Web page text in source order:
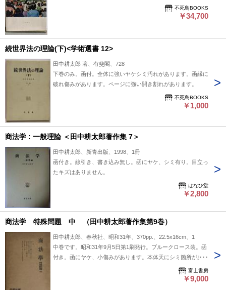
不死鳥BOOKS
￥34,700
続世界法の理論(下)<学術選書 12>
田中耕太郎 著、有斐閣、728
下巻のみ。函付。全体に強いヤケシミ汚れがあります。函縁に
破れ傷みがあります。ページに強い開き割れがあります。
不死鳥BOOKS
￥1,000
商法学 : 一般理論 ＜田中耕太郎著作集 7＞
田中耕太郎、新青出版、1998、1冊
函付き。線引き、書き込み無し。函にヤケ、シミ有り。目立っ
たキズはありません。
はなひ堂
￥2,800
商法学 特殊問題 中 （田中耕太郎著作集第9巻）
田中耕太郎、春秋社、昭和31年、370pp.、22.5x16cm、1
中巻です。昭和31年9月5日第1刷発行。ブルークロース装。函
付き。函にヤケ、小傷みがあります。本体天にシミ箇所があり
富士書房
￥9,000